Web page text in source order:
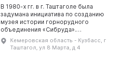
В 1980-х гг. в г. Таштаголе была
задумана инициатива по созданию
музея истории горнорудного
объединения «Сибруда».
Официальное решение было
принято лишь в 1987 г., но музей
промышленным не стал. Вмест...
Кемеровская область - Кузбасс, г
Таштагол, ул 8 Марта, д 4